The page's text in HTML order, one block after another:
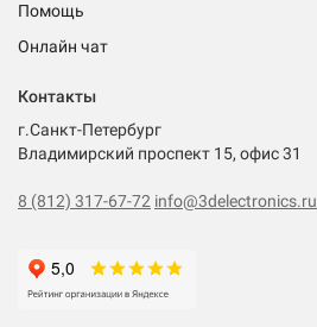
Помощь
Онлайн чат
Контакты
г.Санкт-Петербург
Владимирский проспект 15, офис 31
8 (812) 317-67-72 info@3delectronics.ru